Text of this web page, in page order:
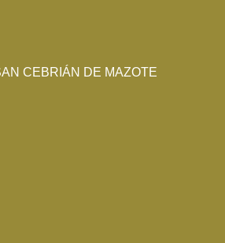
CEBRIÁN DE MAZOTE